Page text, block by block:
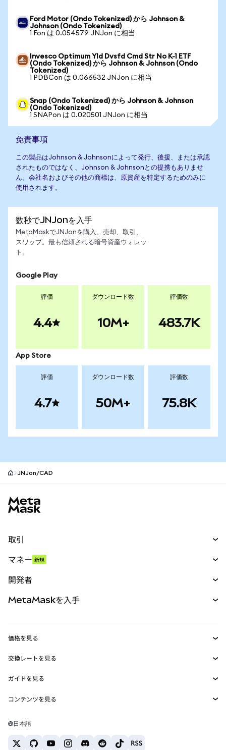
Ford Motor (Ondo Tokenized) から Johnson &
Johnson (Ondo Tokenized)
1 Fon は 0.054579 JNJon に相当
Invesco Optimum Yld Dvsfd Cmd Str No K-1 ETF
(Ondo Tokenized) から Johnson & Johnson (Ondo
Tokenized)
1 PDBCon は 0.066532 JNJon に相当
Snap (Ondo Tokenized) から Johnson & Johnson
(Ondo Tokenized)
1 SNAPon は 0.020501 JNJon に相当
免責事項
この製品はJohnson & Johnsonによって発行、後援、または承認
されたものではなく、Johnson & Johnsonとの提携もありませ
ん。会社名およびその他の商標は、原資産を特定するためのみに
使用されます。
数秒でJNJonを入手
MetaMaskでJNJonを購入、売却、取引、
スワップ。最も信頼される暗号資産ウォレッ
ト。
Google Play
評価
4.4
ダウンロード数
10M+
評価数
483.7K
App Store
評価
4.7
ダウンロード数
50M+
評価数
75.8K
JNJon/CAD
取引
パーペチュアル
RWA
マネー 新規
開発者
MetaMask Connect
Snaps
Web3サービス
MetaMaskを入手
セキュリティ
サポート
キャリア
お問い合わせ
価格を見る
イーサリアムの価格
Solanaの価格
Tetherの価格
交換レートを見る
ETH→USD
USDT→INR
BTC→INR
ETH→USDT
ガイドを見る
ETHの購入
USDTの購入
コンテンツを見る
Solanaウォレット
日本語